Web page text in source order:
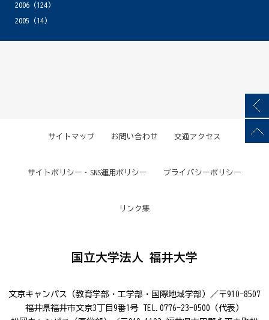
2006(124)
2005 (14)
サイトマップ お問い合わせ 交通アクセス
サイトポリシー・SNS運用ポリシー プライバシーポリシー
リンク集
国立大学法人 福井大学
文京キャンパス（教育学部・工学部・国際地域学部）／〒910-8507
福井県福井市文京3丁目9番1号 TEL.0776-23-0500（代表）